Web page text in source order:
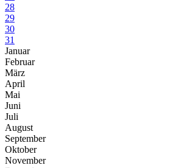
28
29
30
31
Januar
Februar
März
April
Mai
Juni
Juli
August
September
Oktober
November